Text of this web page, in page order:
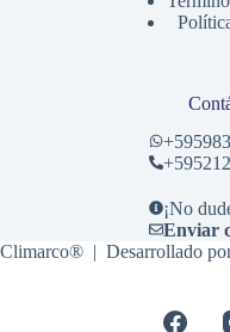
+
¡No
Enviar
Climarco® | Desarrollado